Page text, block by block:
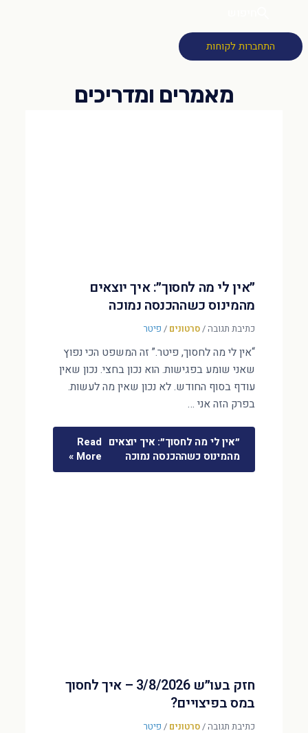
התחברות לקוחות
״אין לי מה לחסוך״: איך יוצאים
מהמינוס כשההכנסה נמוכה
כתיבת תגובה/סרטונים / פיטר
“אין לי מה לחסוך, פיטר.” זה המשפט הכי נפוץ
שאני שומע בפגישות. הוא נכון בחצי. נכון שאין
עודף בסוף החודש. לא נכון שאין מה לעשות.
בפרק הזה אני …
״אין לי מה לחסוך״: איך יוצאים
מהמינוס כשההכנסה נמוכה
Read
More »
חזק בעו״ש 3/8/2026 – איך לחסוך
במס בפיצויים?
כתיבת תגובה/סרטונים / פיטר